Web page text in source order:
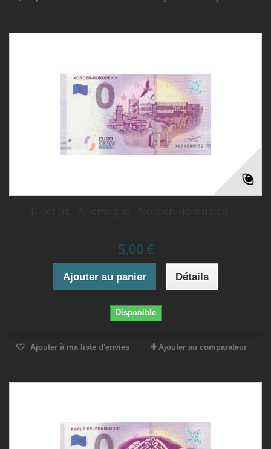
5,00 €
Ajouter au panier Détails
Disponible
Ajouter à ma liste d'envies Ajouter au comparateur